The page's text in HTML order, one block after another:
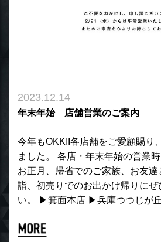
2023.12.14
年末年始 店舗営業のご案内
今年もOKKII各店舗をご愛顧賜り
ました。 各店・年末年始の営業
お正月、帰省でのご家族、お友
詣、初売りでのお出かけ帰りにぜ
い。 ▶︎箕面本店 ▶︎兵庫つつじが